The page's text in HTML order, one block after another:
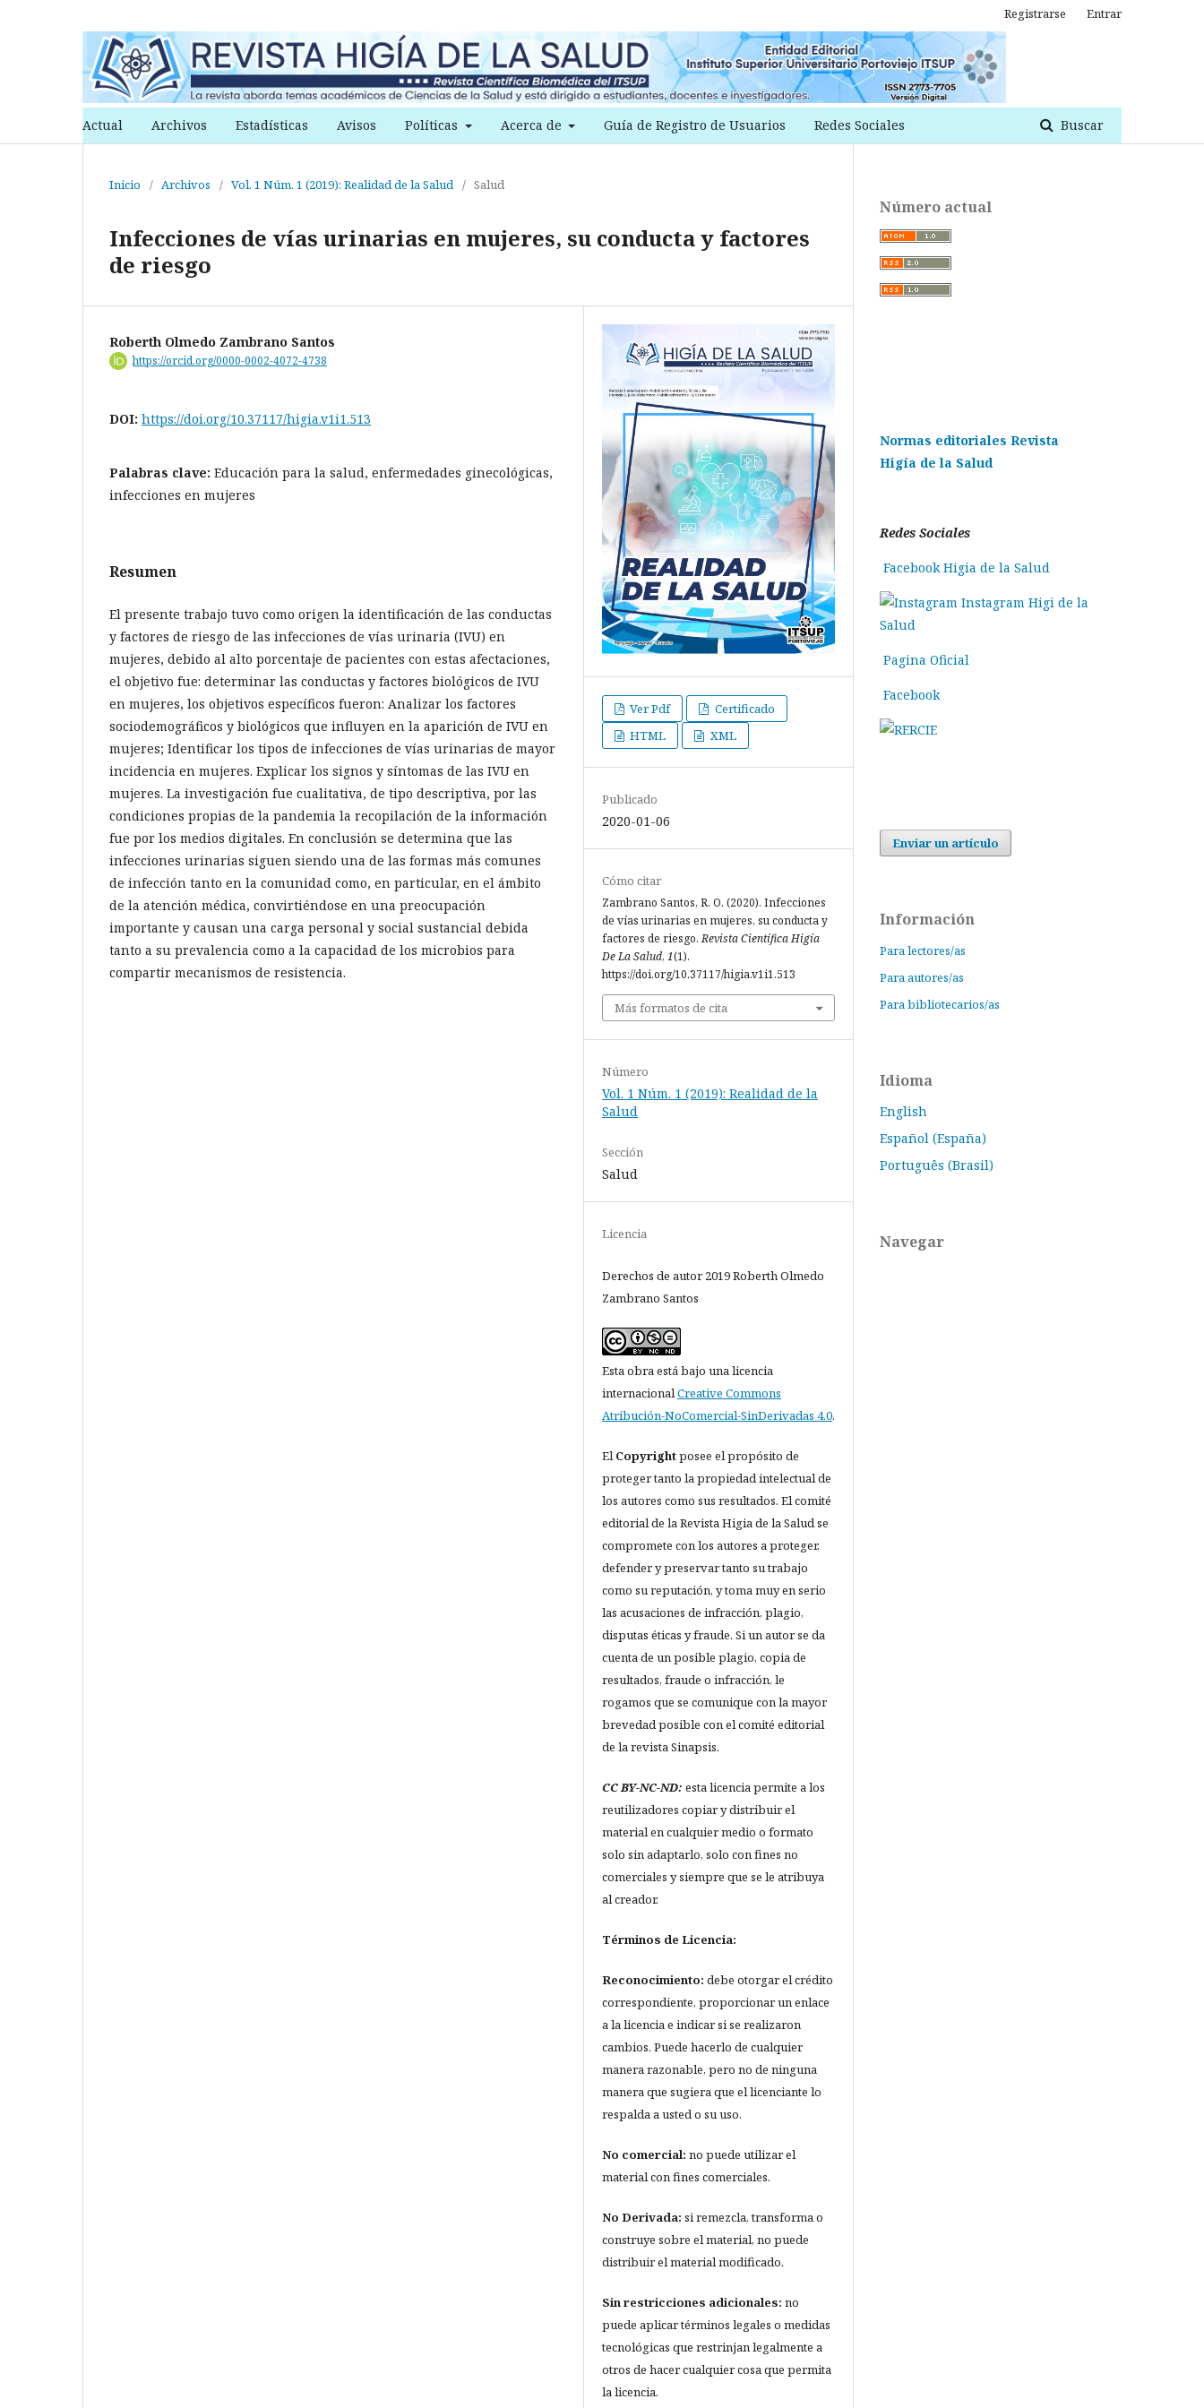
Actual Archivos Estadísticas Avisos Políticas Acerca de Guía de Registro de Usuarios Redes Sociales Buscar
Registrarse Entrar
Inicio / Archivos / Vol. 1 Núm. 1 (2019): Realidad de la Salud / Salud
Infecciones de vías urinarias en mujeres, su conducta y factores
de riesgo
Roberth Olmedo Zambrano Santos
https://orcid.org/0000-0002-4072-4738
DOI: https://doi.org/10.37117/higia.v1i1.513
Palabras clave: Educación para la salud, enfermedades ginecológicas,
infecciones en mujeres
Resumen
El presente trabajo tuvo como origen la identificación de las conductas
y factores de riesgo de las infecciones de vías urinaria (IVU) en
mujeres, debido al alto porcentaje de pacientes con estas afectaciones,
el objetivo fue: determinar las conductas y factores biológicos de IVU
en mujeres, los objetivos específicos fueron: Analizar los factores
sociodemográficos y biológicos que influyen en la aparición de IVU en
mujeres; Identificar los tipos de infecciones de vías urinarias de mayor
incidencia en mujeres. Explicar los signos y síntomas de las IVU en
mujeres. La investigación fue cualitativa, de tipo descriptiva, por las
condiciones propias de la pandemia la recopilación de la información
fue por los medios digitales. En conclusión se determina que las
infecciones urinarias siguen siendo una de las formas más comunes
de infección tanto en la comunidad como, en particular, en el ámbito
de la atención médica, convirtiéndose en una preocupación
importante y causan una carga personal y social sustancial debida
tanto a su prevalencia como a la capacidad de los microbios para
compartir mecanismos de resistencia.
Ver Pdf
Certificado
HTML
XML
Publicado
2020-01-06
Cómo citar
Zambrano Santos, R. O. (2020). Infecciones
de vías urinarias en mujeres, su conducta y
factores de riesgo.Revista Científica Higía
De La Salud, 1(1).
https://doi.org/10.37117/higia.v1i1.513
Más formatos de cita
Número
Vol. 1 Núm. 1 (2019): Realidad de la
Salud
Sección
Salud
Licencia
Derechos de autor 2019 Roberth Olmedo
Zambrano Santos
Esta obra está bajo una licencia
internacionalCreative Commons
Atribución-NoComercial-SinDerivadas 4.0.
ElCopyrightposee el propósito de
proteger tanto la propiedad intelectual de
los autores como sus resultados. El comité
editorial de la Revista Higia de la Salud se
compromete con los autores a proteger,
defender y preservar tanto su trabajo
como su reputación, y toma muy en serio
las acusaciones de infracción, plagio,
disputas éticas y fraude. Si un autor se da
cuenta de un posible plagio, copia de
resultados, fraude o infracción, le
rogamos que se comunique con la mayor
brevedad posible con el comité editorial
de la revista Sinapsis.
CC BY-NC-ND: esta licencia permite a los
reutilizadores copiar y distribuir el
material en cualquier medio o formato
solo sin adaptarlo, solo con fines no
comerciales y siempre que se le atribuya
al creador.
Términos de Licencia:
Reconocimiento: debe otorgar el crédito
correspondiente, proporcionar un enlace
a la licencia e indicar si se realizaron
cambios. Puede hacerlo de cualquier
manera razonable, pero no de ninguna
manera que sugiera que el licenciante lo
respalda a usted o su uso.
No comercial: no puede utilizar el
material con fines comerciales.
No Derivada: si remezcla, transforma o
construye sobre el material, no puede
distribuir el material modificado.
Sin restricciones adicionales: no
puede aplicar términos legales o medidas
tecnológicas que restrinjan legalmente a
otros de hacer cualquier cosa que permita
la licencia.
Número actual
Normas editoriales Revista
Higía de la Salud
Redes Sociales
Facebook Higia de la Salud
Instagram Higi de la
Salud
Pagina Oficial
Facebook
Enviar un artículo
Información
Para lectores/as
Para autores/as
Para bibliotecarios/as
Idioma
English
Español (España)
Português (Brasil)
Navegar